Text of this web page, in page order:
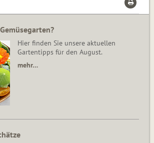
Hier finden Sie unsere aktuellen
Gartentipps für den August.
mehr…